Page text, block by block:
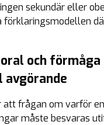
sekundär eller
förklaringsmodellen
och
frågan om varför
måste besvaras